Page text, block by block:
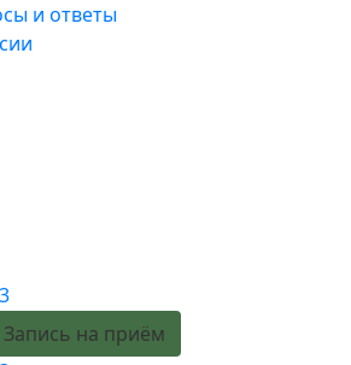
и ответы
Запись на приём